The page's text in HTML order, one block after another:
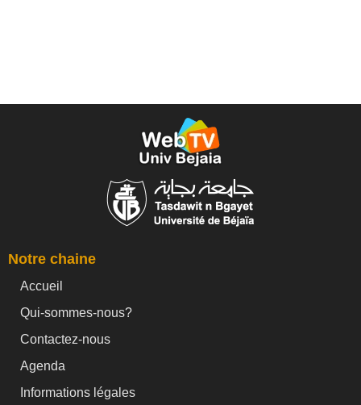
Notre chaine
Accueil
Qui-sommes-nous?
Contactez-nous
Agenda
Informations légales